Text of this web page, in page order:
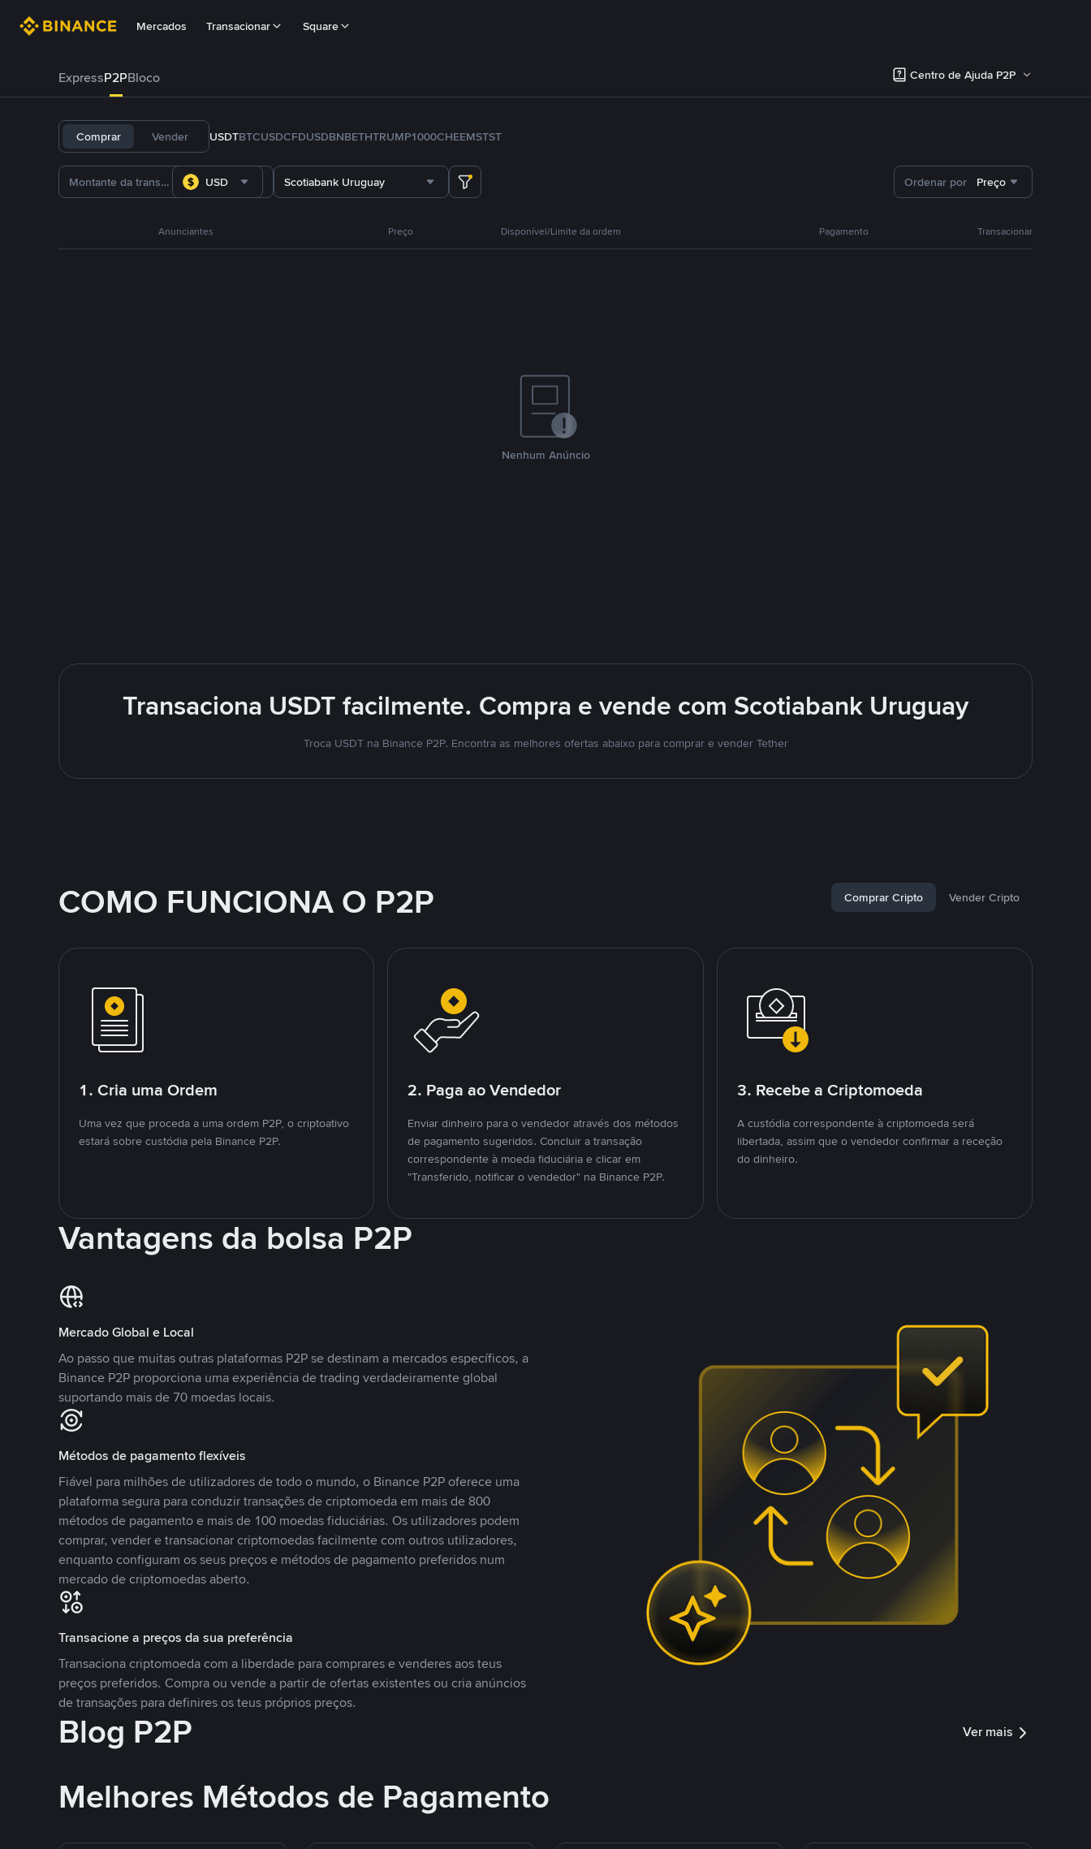
Mercados Transacionar Square
ExpressP2PBloco Centro de Ajuda P2P
Comprar Vender USDTBTCUSDCFDUSDBNBETHTRUMP1000CHEEMSTST
USD Scotiabank Uruguay Ordenar por Preço
Anunciantes Preço Disponível/Limite da ordem Pagamento Transacionar
Nenhum Anúncio
Transaciona USDT facilmente. Compra e vende com Scotiabank Uruguay
Troca USDT na Binance P2P. Encontra as melhores ofertas abaixo para comprar e vender Tether
COMO FUNCIONA O P2P Comprar Cripto Vender Cripto
1. Cria uma Ordem
Uma vez que proceda a uma ordem P2P, o criptoativo
estará sobre custódia pela Binance P2P.
2. Paga ao Vendedor
Enviar dinheiro para o vendedor através dos métodos
de pagamento sugeridos. Concluir a transação
correspondente à moeda fiduciária e clicar em
"Transferido, notificar o vendedor" na Binance P2P.
3. Recebe a Criptomoeda
A custódia correspondente à criptomoeda será
libertada, assim que o vendedor confirmar a receção
do dinheiro.
Vantagens da bolsa P2P
Mercado Global e Local
Ao passo que muitas outras plataformas P2P se destinam a mercados específicos, a
Binance P2P proporciona uma experiência de trading verdadeiramente global
suportando mais de 70 moedas locais.
Métodos de pagamento flexíveis
Fiável para milhões de utilizadores de todo o mundo, o Binance P2P oferece uma
plataforma segura para conduzir transações de criptomoeda em mais de 800
métodos de pagamento e mais de 100 moedas fiduciárias. Os utilizadores podem
comprar, vender e transacionar criptomoedas facilmente com outros utilizadores,
enquanto configuram os seus preços e métodos de pagamento preferidos num
mercado de criptomoedas aberto.
Transacione a preços da sua preferência
Transaciona criptomoeda com a liberdade para comprares e venderes aos teus
preços preferidos. Compra ou vende a partir de ofertas existentes ou cria anúncios
de transações para definires os teus próprios preços.
Blog P2P Ver mais
Melhores Métodos de Pagamento